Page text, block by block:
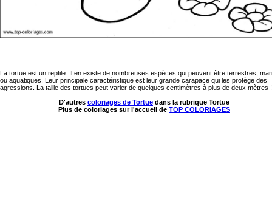
La tortue est un reptile. Il en existe de nombreuses espèces qui peuvent être terrestres,
ou aquatiques. Leur principale caractéristique est leur grande carapace qui les protège des
agressions. La taille des tortues peut varier de quelques centimètres à plus de deux mètres !
D'autres coloriages de Tortue dans la rubrique Tortue
Plus de coloriages sur l'accueil de TOP COLORIAGES